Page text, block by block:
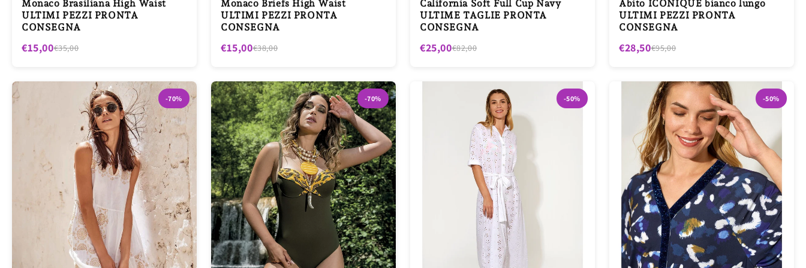
Monaco Brasiliana High Waist
ULTIMI PEZZI PRONTA
CONSEGNA
€15,00€35,00
Monaco Briefs High Waist
ULTIMI PEZZI PRONTA
CONSEGNA
€15,00€38,00
California Soft Full Cup Navy
ULTIME TAGLIE PRONTA
CONSEGNA
€25,00€82,00
Abito ICONIQUE bianco lungo
ULTIMI PEZZI PRONTA
CONSEGNA
€28,50€95,00
-70% -70% -50% -50%